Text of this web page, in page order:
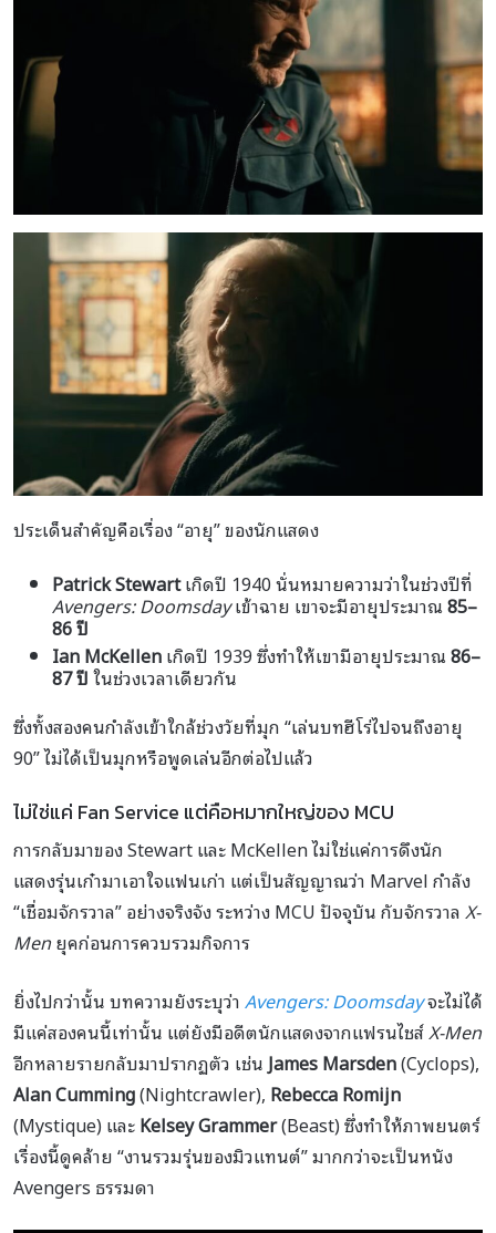
ประเด็นสำคัญคือเรื่อง “อายุ” ของนักแสดง
Patrick Stewartเกิดปี 1940 นั่นหมายความว่าในช่วงปีที่
Avengers: Doomsdayเข้าฉาย เขาจะมีอายุประมาณ85–
86 ปี
Ian McKellenเกิดปี 1939 ซึ่งทำให้เขามีอายุประมาณ86–
87 ปีในช่วงเวลาเดียวกัน
ซึ่งทั้งสองคนกำลังเข้าใกล้ช่วงวัยที่มุก “เล่นบทฮีโร่ไปจนถึงอายุ
90” ไม่ได้เป็นมุกหรือพูดเล่นอีกต่อไปแล้ว
ไม่ใช่แค่ Fan Service แต่คือหมากใหญ่ของ MCU
การกลับมาของ Stewart และ McKellen ไม่ใช่แค่การดึงนัก
แสดงรุ่นเก๋ามาเอาใจแฟนเก่า แต่เป็นสัญญาณว่า Marvel กำลัง
“เชื่อมจักรวาล” อย่างจริงจัง ระหว่าง MCU ปัจจุบัน กับจักรวาลX-
Menยุคก่อนการควบรวมกิจการ
ยิ่งไปกว่านั้น บทความยังระบุว่าAvengers: Doomsdayจะไม่ได้
มีแค่สองคนนี้เท่านั้น แต่ยังมีอดีตนักแสดงจากแฟรนไชส์X-Men
อีกหลายรายกลับมาปรากฏตัว เช่น James Marsden(Cyclops),
Alan Cumming(Nightcrawler), Rebecca Romijn
(Mystique) และKelsey Grammer(Beast) ซึ่งทำให้ภาพยนตร์
เรื่องนี้ดูคล้าย “งานรวมรุ่นของมิวแทนต์” มากกว่าจะเป็นหนัง
Avengers ธรรมดา